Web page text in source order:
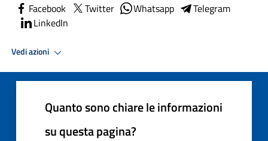
Facebook Twitter Whatsapp
Telegram
LinkedIn
Vedi azioni
Quanto sono chiare le informazioni
su questa pagina?